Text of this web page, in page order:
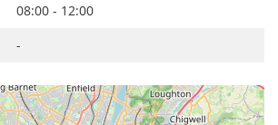
08:00 - 12:00
-